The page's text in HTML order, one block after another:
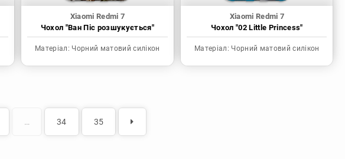
Xiaomi Redmi 7
Чохол "Ван Піс розшукується"
Матеріал: Чорний матовий силікон
Xiaomi Redmi 7
Чохол "02 Little Princess"
Матеріал: Чорний матовий силікон
… 34 35